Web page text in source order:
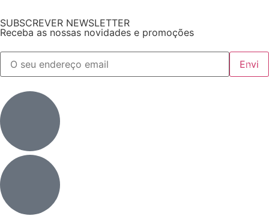
SUBSCREVER NEWSLETTER
Receba as nossas novidades e promoções